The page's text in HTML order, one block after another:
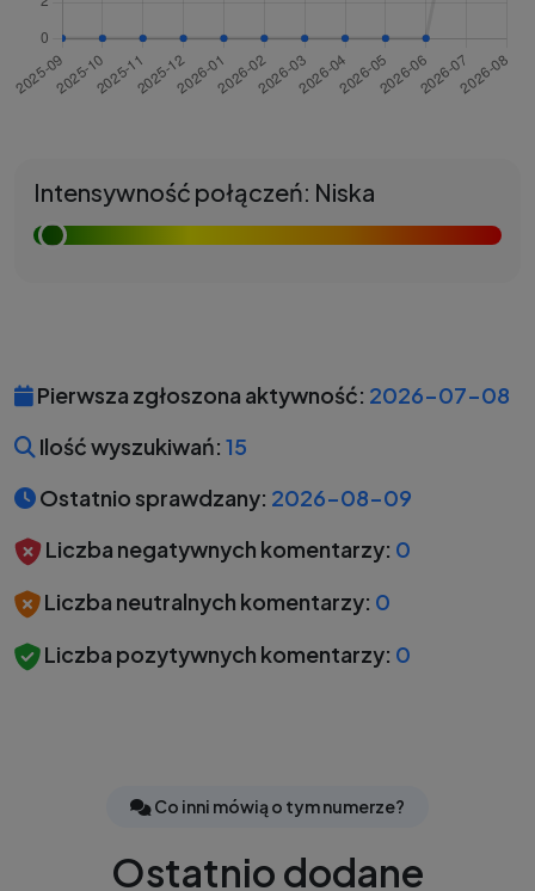
Intensywność połączeń: Niska
Pierwsza zgłoszona aktywność: 2026-07-08
Ilość wyszukiwań: 15
Ostatnio sprawdzany: 2026-08-09
Liczba negatywnych komentarzy: 0
Liczba neutralnych komentarzy: 0
Liczba pozytywnych komentarzy: 0
Co inni mówią o tym numerze?
Ostatnio dodane